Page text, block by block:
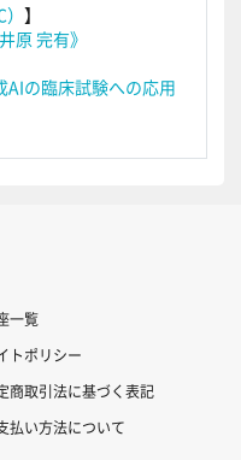
】
原 完有》
の臨床試験への応用
一覧
トポリシー
商取引法に基づく表記
払い方法について